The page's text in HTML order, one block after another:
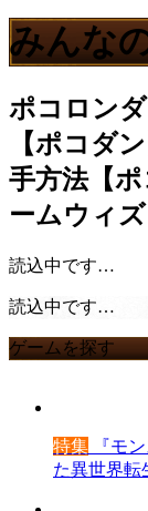
みんな
ポコロン
【ポコダ
手方法【
ームウィズ
読込中です…
読込中です…
ゲームを探す
特集 『モ
た異世界転